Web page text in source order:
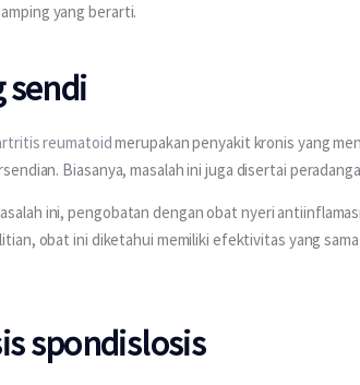
yang berarti.
sendi
reumatoid merupakan penyakit kronis yang
Biasanya, masalah ini juga disertai
ini, pengobatan dengan obat nyeri
obat ini diketahui memiliki efektivitas yang
spondislosis